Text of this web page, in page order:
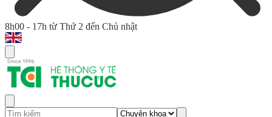
8h00 - 17h từ Thứ 2 đến Chủ nhật